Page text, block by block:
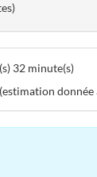
32 minute(s)